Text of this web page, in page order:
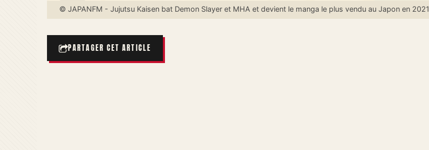
© JAPANFM - Jujutsu Kaisen bat Demon Slayer et MHA et devient le manga le plus vendu au Japon en 2021
PARTAGER CET ARTICLE